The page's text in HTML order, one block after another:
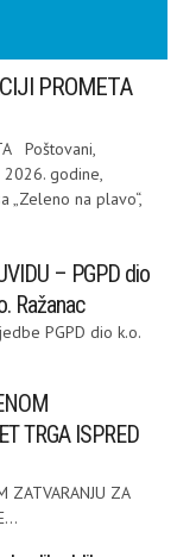
PROMETA
Poštovani,
2026. godine,
„Zeleno na plavo“,
– PGPD dio
Ražanac
PGPD dio k.o.
TRGA ISPRED
ZATVARANJU ZA